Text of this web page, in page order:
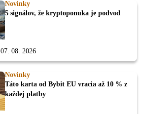
Novinky
5 signálov, že kryptoponuka je podvod
07. 08. 2026
Novinky
Táto karta od Bybit EU vracia až 10 % z
každej platby